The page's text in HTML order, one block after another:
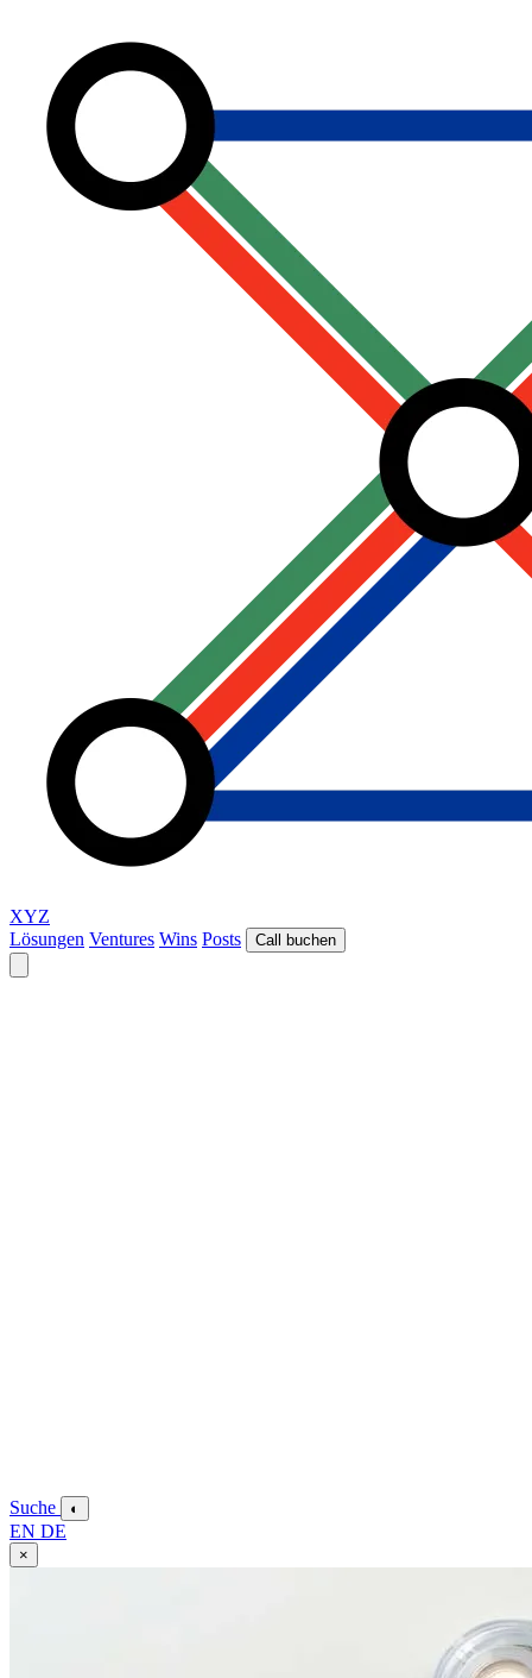
XYZ
Lösungen Ventures Wins Posts Call buchen
Suche ◐
EN DE
×